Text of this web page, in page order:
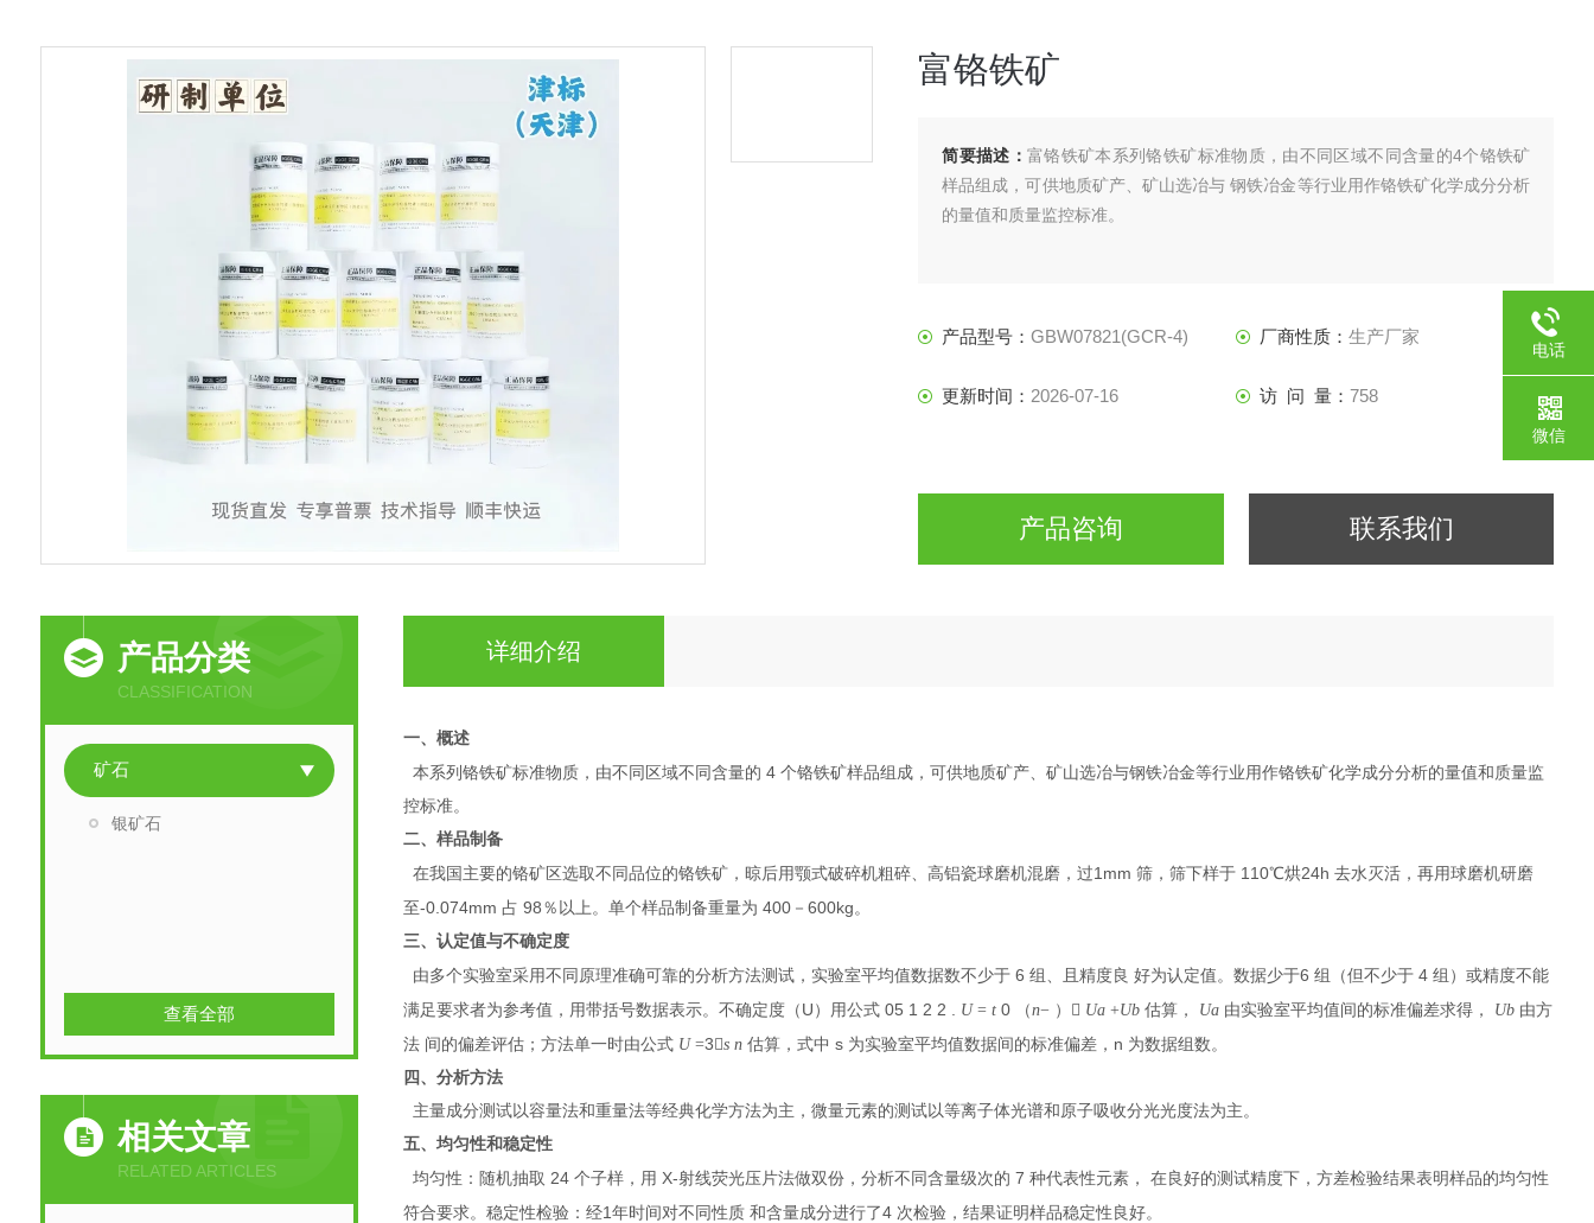
富铬铁矿
简要描述： 富铬铁矿本系列铬铁矿标准物质，由不同区域不同含量的4个铬铁矿
样品组成，可供地质矿产、矿山选冶与 钢铁冶金等行业用作铬铁矿化学成分分析
的量值和质量监控标准。
产品型号：GBW07821(GCR-4) 厂商性质：生产厂家
更新时间： 2026-07-16 访 问 量：758
产品咨询 联系我们
产品分类
CLASSIFICATION
矿石
银矿石
查看全部
相关文章
RELATED ARTICLES
详细介绍
一、概述
本系列铬铁矿标准物质，由不同区域不同含量的4个铬铁矿样品组成，可供地质矿产、矿山选冶与钢铁冶金等行业用作铬铁矿化学成分分析的量值和质量监
控标准。
二、样品制备
在我国主要的铬矿区选取不同品位的铬铁矿，晾后用颚式破碎机粗碎、高铝瓷球磨机混磨，过1mm筛，筛下样于 110℃烘24h去水灭活，再用球磨机研磨
至-0.074mm占98 ％以上。单个样品制备重量为400 －600kg。
三、认定值与不确定度
由多个实验室采用不同原理准确可靠的分析方法测试，实验室平均值数据数不少于6组、且精度良 好为认定值。数据少于6组（但不少于4组）或精度不能
满足要求者为参考值，用带括号数据表示。不确定度（ U ）用公式05 1 2 2 . U=t0 （n− ）  Ua+Ub估算， Ua 由实验室平均值间的标准偏差求得， Ub 由方
法 间的偏差评估；方法单一时由公式 U=3 s n估算，式中s 为实验室平均值数据间的标准偏差， n 为数据组数。
四、分析方法
主量成分测试以容量法和重量法等经典化学方法为主，微量元素的测试以等离子体光谱和原子吸收分光光度法为主。
五、均匀性和稳定性
均匀性：随机抽取24个子样，用X-射线荧光压片法做双份，分析不同含量级次的7种代表性元素， 在良好的测试精度下，方差检验结果表明样品的均匀性
符合要求。稳定性检验：经1年时间对不同性质 和含量成分进行了4 次检验，结果证明样品稳定性良好。
电话
微信